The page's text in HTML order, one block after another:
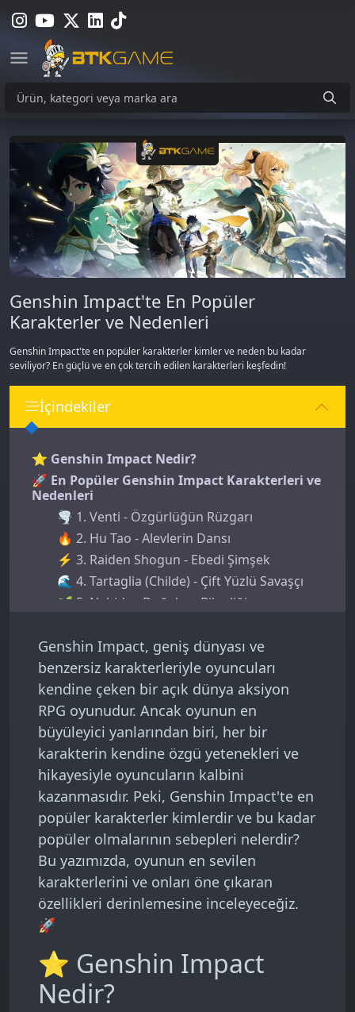
Genshin Impact'te En Popüler
Karakterler ve Nedenleri
Genshin Impact'te en popüler karakterler kimler ve neden bu kadar
seviliyor? En güçlü ve en çok tercih edilen karakterleri keşfedin!
İçindekiler
⭐ Genshin Impact Nedir?
🚀 En Popüler Genshin Impact Karakterleri ve
Nedenleri
🌪️ 1. Venti - Özgürlüğün Rüzgarı
🔥 2. Hu Tao - Alevlerin Dansı
⚡ 3. Raiden Shogun - Ebedi Şimşek
🌊 4. Tartaglia (Childe) - Çift Yüzlü Savaşçı
🌱 5. Nahida - Doğa'nın Bilgeliği
Genshin Impact, geniş dünyası ve
benzersiz karakterleriyle oyuncuları
kendine çeken bir açık dünya aksiyon
RPG oyunudur. Ancak oyunun en
büyüleyici yanlarından biri, her bir
karakterin kendine özgü yetenekleri ve
hikayesiyle oyuncuların kalbini
kazanmasıdır. Peki, Genshin Impact'te en
popüler karakterler kimlerdir ve bu kadar
popüler olmalarının sebepleri nelerdir?
Bu yazımızda, oyunun en sevilen
karakterlerini ve onları öne çıkaran
özellikleri derinlemesine inceleyeceğiz.
🚀
⭐ Genshin Impact
Nedir?